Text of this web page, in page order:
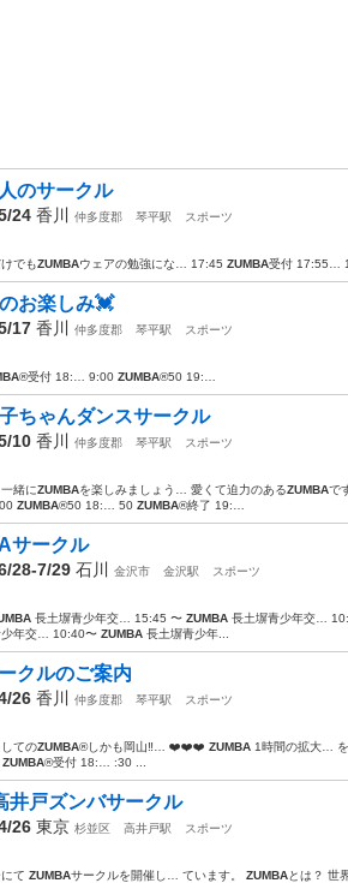
のサークル
24 香川 仲多度郡 琴平駅
スポーツ
でもZUMBAウェアの勉強にな… 17:45 ZUMBA受付 17:55…
お楽しみ💓
17 香川 仲多度郡 琴平駅
スポーツ
®︎受付 18:… 9:00 ZUMBA®︎50 19:…
ちゃんダンスサークル
10 香川 仲多度郡 琴平駅
スポーツ
緒にZUMBAを楽しみましょう… 愛くて迫力のあるZUMBAで
ZUMBA®︎50 18:… 50 ZUMBA®︎終了 19:…
サークル
28-7/29 石川 金沢市 金沢駅
スポーツ
長土塀青少年交… 15:45 〜 ZUMBA 長土塀青少年交…
少年交… 10:40〜 ZUMBA 長土塀青少年...
クルのご案内
26 香川 仲多度郡 琴平駅
スポーツ
てのZUMBA®︎しかも岡山‼… ❤️❤️❤️ ZUMBA 1時間の拡大…
ZUMBA®︎受付 18:… :30 ...
井戸ズンバサークル
26 東京 杉並区 高井戸駅
スポーツ
て ZUMBAサークルを開催し… ています。 ZUMBAとは？ 世